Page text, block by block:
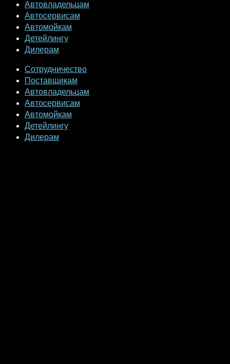
Автовладельцам
Автосервисам
Автомойкам
Детейлингу
Дилерам
Сотрудничество
Поставщикам
Автовладельцам
Автосервисам
Автомойкам
Детейлингу
Дилерам